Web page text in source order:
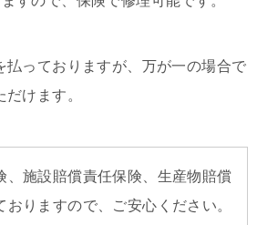
払っておりますが、万が一の場合で
けます。
施設賠償責任保険、生産物賠償
りますので、ご安心ください。